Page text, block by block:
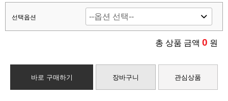
선택옵션
총 상품 금액 0 원
바로 구매하기 장바구니 관심상품